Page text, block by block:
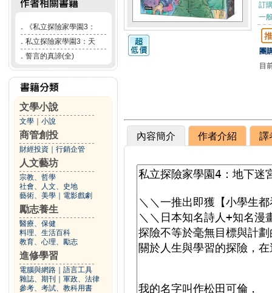
．
《私立探險家學園3：
． 私立探險家學園3：天
． 誓言的真諦(全)
文學小說
文學 小說
商管創投
財經投資 行銷企管
人文藝坊
宗教、哲學
社會、人文、史地
藝術、美學
電影戲劇
勵志養生
醫療、保健
料理、生活百科
教育、心理、勵志
進修學習
電腦與網路
語言工具
雜誌、期刊
軍政、法律
參考、考試、教科用書
訂
一
團
目
內容簡介 作者介紹 譯